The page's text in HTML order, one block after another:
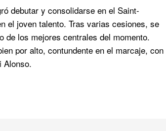
debutar y consolidarse en el Saint-
el joven talento. Tras varias cesiones, se
de los mejores centrales del momento.
por alto, contundente en el marcaje, con
Alonso.